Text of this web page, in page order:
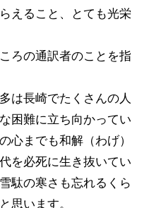
えること、とても光栄
ろの通訳者のことを指
は長崎でたくさんの人
困難に立ち向かってい
心までも和解（わげ）
を必死に生き抜いてい
駄の寒さも忘れるくら
思います。